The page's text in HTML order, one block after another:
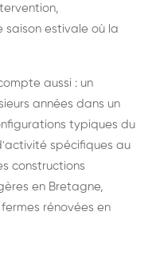
saison estivale où la
aussi : un
années dans un
typiques du
spécifiques au
constructions
en Bretagne,
rénovées en